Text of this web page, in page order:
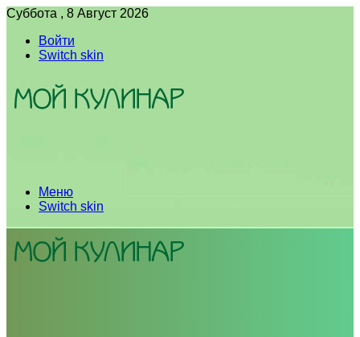
Суббота , 8 Август 2026
Войти
Switch skin
Меню
Switch skin